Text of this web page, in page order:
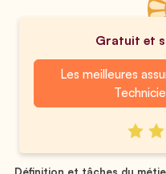
Gratuit et
Les meilleures